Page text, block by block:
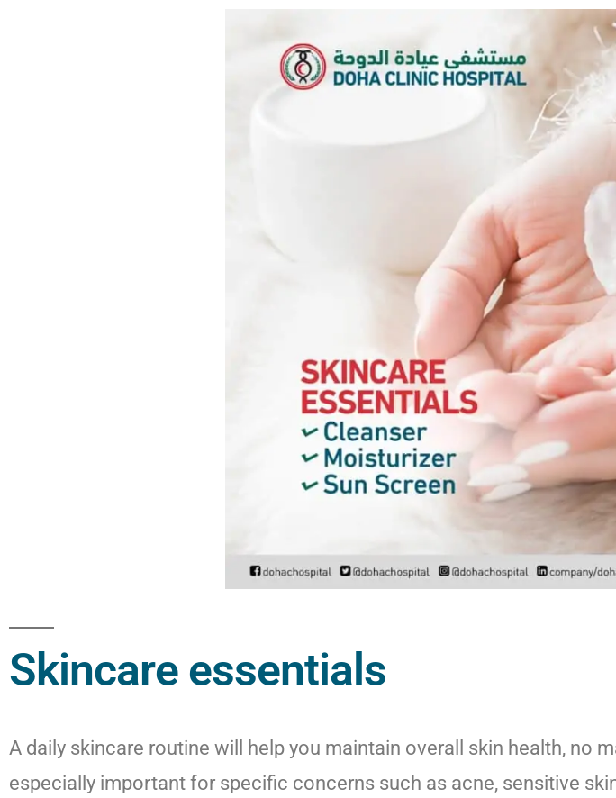
Skincare essentials
A daily skincare routine will help you maintain overall skin health, no
especially important for specific concerns such as acne, sensitive